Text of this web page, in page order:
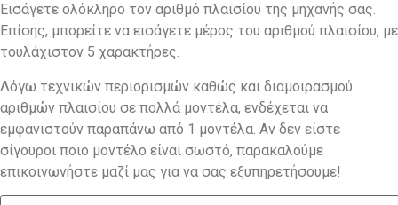
Εισάγετε ολόκληρο τον αριθμό πλαισίου της μηχανής σας.
Επίσης, μπορείτε να εισάγετε μέρος του αριθμού πλαισίου, με
τουλάχιστον 5 χαρακτήρες.
Λόγω τεχνικών περιορισμών καθώς και διαμοιρασμού
αριθμών πλαισίου σε πολλά μοντέλα, ενδέχεται να
εμφανιστούν παραπάνω από 1 μοντέλα. Αν δεν είστε
σίγουροι ποιο μοντέλο είναι σωστό, παρακαλούμε
επικοινωνήστε μαζί μας για να σας εξυπηρετήσουμε!